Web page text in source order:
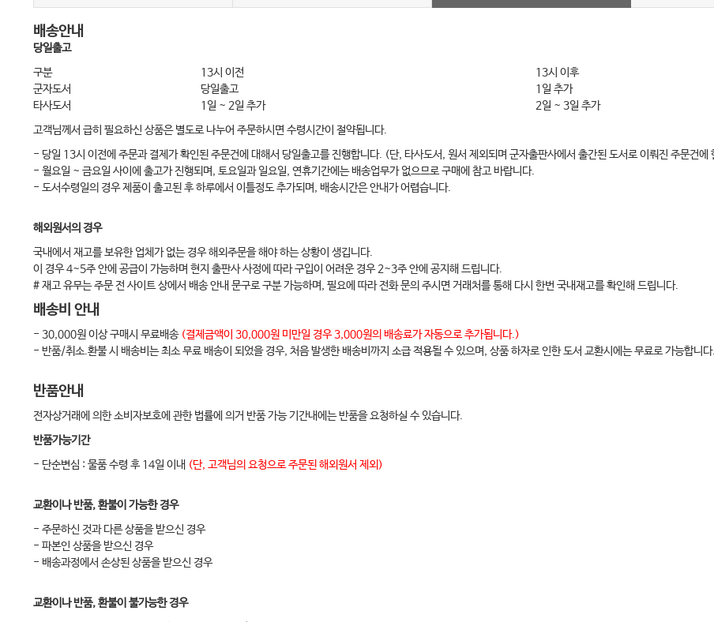
Chapter 10 Lymphoedema and wounds C. Moffatt
M. Thomas
J.E. Grey
G.K. Patel
D.A. McGrouther
Chapter 13 Dressings and Devices S. Holloway
S. Enoch
J.E. Grey
Chapter 14 Drugs and Biological Approaches to Wound Healing G. Schultz
G.K. Patel
배송안내
당일출고
구분
13시 이전
13시 이후
군자도서
당일출고
1일 추가
타사도서
1일 ~ 2일 추가
2일 ~ 3일 추가
고객님께서 급히 필요하신 상품은 별도로 나누어 주문하시면 수령시간이 절약됩니다.
- 당일 13시 이전에 주문과 결제가 확인된 주문건에 대해서 당일출고를 진행합니다. (단, 타사도서, 원서 제외되며 군자출판사에서 출간된 도서로 이뤄진 주문건에
- 월요일 ~ 금요일 사이에 출고가 진행되며, 토요일과 일요일, 연휴기간에는 배송업무가 없으므로 구매에 참고 바랍니다.
- 도서수령일의 경우 제품이 출고된 후 하루에서 이틀정도 추가되며, 배송시간은 안내가 어렵습니다.
해외원서의 경우
국내에서 재고를 보유한 업체가 없는 경우 해외주문을 해야 하는 상황이 생깁니다.
이 경우 4~5주 안에 공급이 가능하며 현지 출판사 사정에 따라 구입이 어려운 경우 2~3주 안에 공지해 드립니다.
# 재고 유무는 주문 전 사이트 상에서 배송 안내 문구로 구분 가능하며, 필요에 따라 전화 문의 주시면 거래처를 통해 다시 한번 국내재고를 확인해 드립니다.
배송비 안내
- 30,000원 이상 구매시 무료배송 (결제금액이 30,000원 미만일 경우 3,000원의 배송료가 자동으로 추가됩니다.)
- 반품/취소.환불 시 배송비는 최소 무료 배송이 되었을 경우, 처음 발생한 배송비까지 소급 적용될 수 있으며, 상품 하자로 인한 도서 교환시에는 무료로 가능합니다.
반품안내
전자상거래에 의한 소비자보호에 관한 법률에 의거 반품 가능 기간내에는 반품을 요청하실 수 있습니다.
반품가능기간
- 단순변심 : 물품 수령 후 14일 이내 (단, 고객님의 요청으로 주문된 해외원서 제외)
교환이나 반품, 환불이 가능한 경우
- 주문하신 것과 다른 상품을 받으신 경우
- 파본인 상품을 받으신 경우
- 배송과정에서 손상된 상품을 받으신 경우
교환이나 반품, 환불이 불가능한 경우